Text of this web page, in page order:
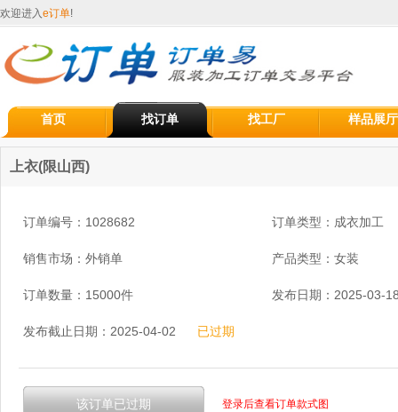
欢迎进入e订单!
首页 找订单 找工厂 样品展厅
上衣(限山西)
订单编号：1028682 订单类型：成衣加工
销售市场：外销单 产品类型：女装
订单数量：15000件 发布日期：2025-03-
发布截止日期：2025-04-02 已过期
登录后查看订单款式图